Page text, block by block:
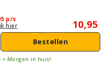
p/s
hier 10,95
Bestellen
= Morgen in huis!